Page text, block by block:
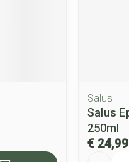
Salus
Salus
250ml
€ 24,99